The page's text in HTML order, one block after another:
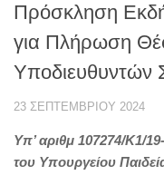
Πρόσκληση
για Πλήρωση
Υποδιευθυντών
23 ΣΕΠΤΕΜΒΡΊΟΥ 2024
Υπ’ αριθμ 107274/
του Υπουργείου